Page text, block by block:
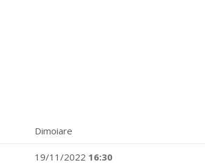
Dimoiare
19/11/2022 16:30